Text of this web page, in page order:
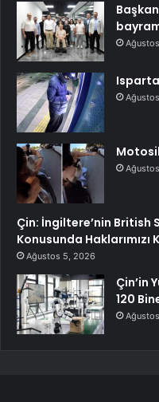
Çin: İngiltere’nin British
Konusunda Haklarımızı
Ağustos 5, 2026
Çin’in
120